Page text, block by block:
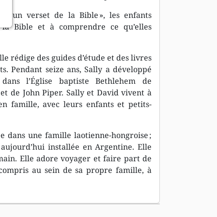
un verset de la Bible », les enfants
Bible et à comprendre ce qu’elles
rédige des guides d’étude et des livres
Pendant seize ans, Sally a développé
l’Église baptiste Bethlehem de
de John Piper. Sally et David vivent à
famille, avec leurs enfants et petits-
dans une famille laotienne-hongroise ;
installée en Argentine. Elle
Elle adore voyager et faire part de
au sein de sa propre famille, à